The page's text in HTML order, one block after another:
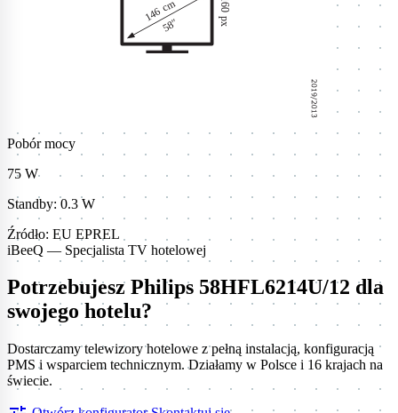
Pobór mocy
75 W
Standby: 0.3 W
Źródło: EU EPREL
iBeeQ — Specjalista TV hotelowej
Potrzebujesz Philips 58HFL6214U/12 dla
swojego hotelu?
Dostarczamy telewizory hotelowe z pełną instalacją, konfiguracją
PMS i wsparciem technicznym. Działamy w Polsce i 16 krajach na
świecie.